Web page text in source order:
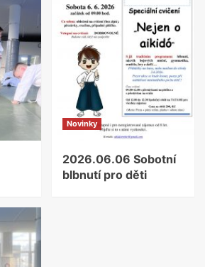
Novinky
2026.06.06 Sobotní
blbnutí pro děti